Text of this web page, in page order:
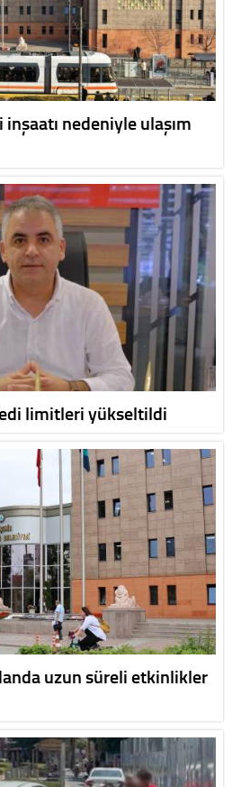
nedeniyle ulaşım
limitleri yükseltildi
uzun süreli etkinlikler